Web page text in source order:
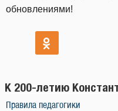
обновлениями!
К 200-летию
Правила педагогики